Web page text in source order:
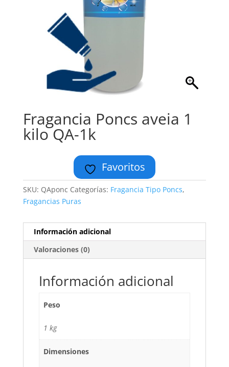
Fragancia Poncs aveia 1
kilo QA-1k
Favoritos
SKU: QAponc Categorías: Fragancia Tipo Poncs,
Fragancias Puras
Información adicional
Valoraciones (0)
Información adicional
Peso
1 kg
Dimensiones